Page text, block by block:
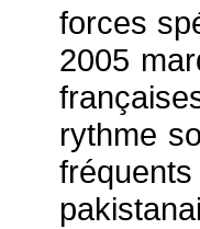
forces
2005
rythme